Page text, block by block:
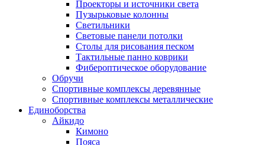
Проекторы и источники света
Пузырьковые колонны
Светильники
Световые панели потолки
Столы для рисования песком
Тактильные панно коврики
Фибероптическое оборудование
Обручи
Спортивные комплексы деревянные
Спортивные комплексы металлические
Единоборства
Айкидо
Кимоно
Пояса